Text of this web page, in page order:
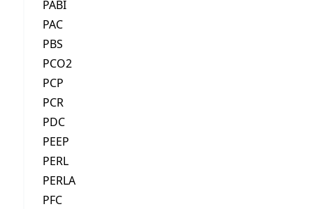
PABI
PAC
PBS
PCO2
PCP
PCR
PDC
PEEP
PERL
PERLA
PFC